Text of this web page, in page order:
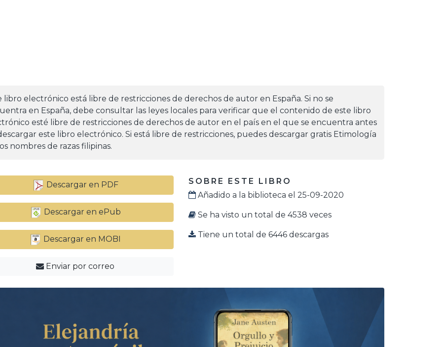
libro electrónico está libre de restricciones de derechos de autor en España. Si no se
en España, debe consultar las leyes locales para verificar que el contenido de este libro
esté libre de restricciones de derechos de autor en el país en el que se encuentra antes
este libro electrónico. Si está libre de restricciones, puedes descargar gratis Etimología
nombres de razas filipinas.
Descargar en PDF
Descargar en ePub
Descargar en MOBI
Enviar por correo
SOBRE ESTE LIBRO
Añadido a la biblioteca el 25-09-2020
Se ha visto un total de 4538 veces
Tiene un total de 6446 descargas